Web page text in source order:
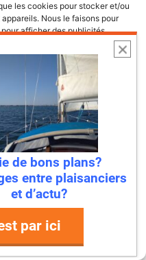
les cookies pour stocker et/ou
Nous le faisons pour
afficher des publicités
nous autorisera à
de navigation ou les ID
ou de retirer son
sur certaines fonctonnalités et
de vos données
: la première
déchets en
de bons plans?
entre plaisanciers
et d’actu?
par ici